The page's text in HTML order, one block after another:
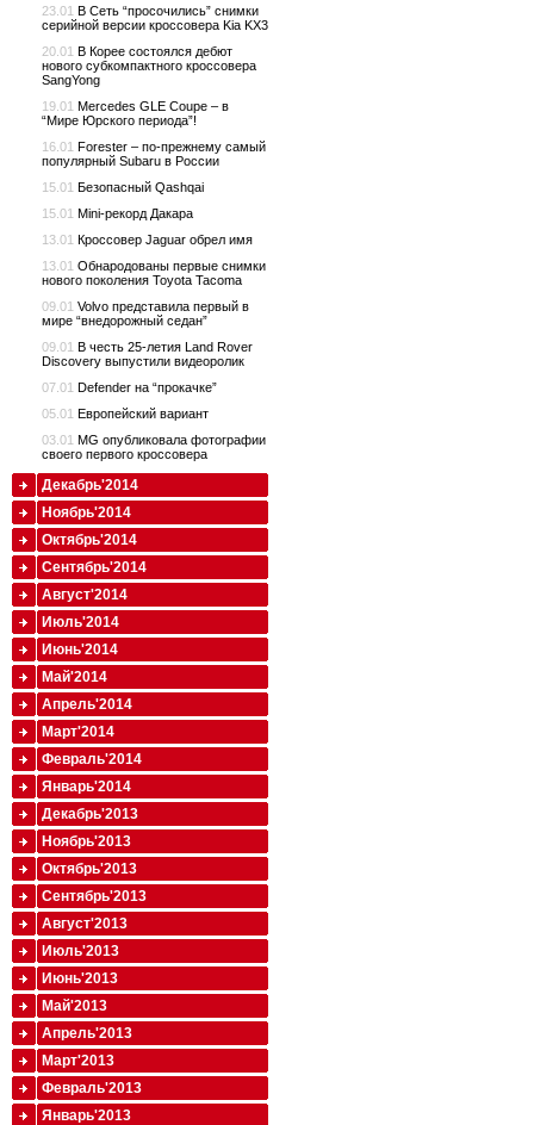
23.01 В Сеть “просочились” снимки
серийной версии кроссовера Kia KX3
20.01 В Корее состоялся дебют
нового субкомпактного кроссовера
SangYong
19.01 Mercedes GLE Coupe – в
“Мире Юрского периода”!
16.01 Forester – по-прежнему самый
популярный Subaru в России
15.01 Безопасный Qashqai
15.01 Mini-рекорд Дакара
13.01 Кроссовер Jaguar обрел имя
13.01 Обнародованы первые снимки
нового поколения Toyota Tacoma
09.01 Volvo представила первый в
мире “внедорожный седан”
09.01 В честь 25-летия Land Rover
Discovery выпустили видеоролик
07.01 Defender на “прокачке”
05.01 Европейский вариант
03.01 MG опубликовала фотографии
своего первого кроссовера
Декабрь'2014
Ноябрь'2014
Октябрь'2014
Сентябрь'2014
Август'2014
Июль'2014
Июнь'2014
Май'2014
Апрель'2014
Март'2014
Февраль'2014
Январь'2014
Декабрь'2013
Ноябрь'2013
Октябрь'2013
Сентябрь'2013
Август'2013
Июль'2013
Июнь'2013
Май'2013
Апрель'2013
Март'2013
Февраль'2013
Январь'2013